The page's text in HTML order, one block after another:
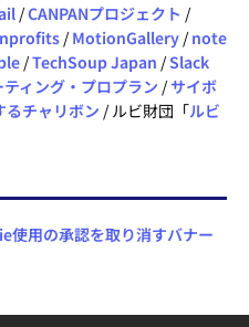
/CANPANプロジェクト /
/ MotionGallery / note
/TechSoup Japan /Slack
ィング・プロプラン /サイボ
るチャリボン / ルビ財団「ルビ
使用の承認を取り消すバナー